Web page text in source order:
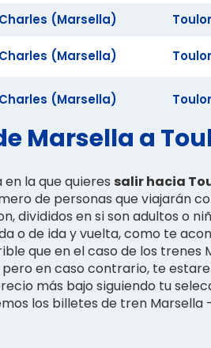
(Marsella)
(Marsella)
(Marsella)
Marsella a
la que quieres salir hacia
de personas que viajarán
divididos en si son adultos o
o de ida y vuelta, como te
que en el caso de los trenes
pero en caso contrario, te
más bajo siguiendo tu
los billetes de tren Marsella